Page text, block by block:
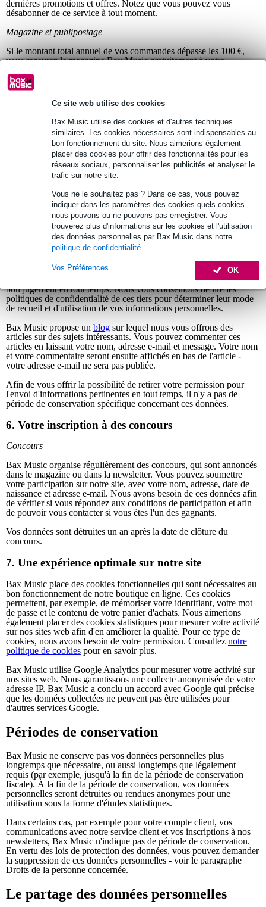
Ce site web utilise des cookies
Bax Music utilise des cookies et d'autres techniques
similaires. Les cookies nécessaires sont indispensables au
bon fonctionnement du site. Nous aimerions également
placer des cookies pour offrir des fonctionnalités pour les
réseaux sociaux, personnaliser les publicités et analyser le
trafic sur notre site.
Vous ne le souhaitez pas ? Dans ce cas, vous pouvez
indiquer dans les paramètres des cookies quels cookies
nous pouvons ou ne pouvons pas enregistrer. Vous
trouverez plus d'informations sur les cookies et l'utilisation
des données personnelles par Bax Music dans notre
politique de confidentialité.
OK
Vos Préférences
dernières promotions et offres. Notez que vous pouvez vous
désabonner de ce service à tout moment.
Magazine et publipostage
Si le montant total annuel de vos commandes dépasse les 100 €,
vous recevrez le magazine Bax Music gratuitement à votre
viaSe désabonner du magazine
Publicités en ligne
Bax Music utilise des cookies pour vous fournir une expérience
utilisateur optimale et adaptée à vos préférences personnelles. Ceci
est possible parce que les cookies nous permettent d'analyser votre
navigation. Pour en savoir plus, consulteznotre politique de
Réseaux sociaux et communauté
Vous voulez partager vos expériences avec nos produits ou services
? Ou vous avez tout simplement une question à laquelle vous
cherchez une réponse ? Vous êtes à la recherche de renseignements
spécifiques ou vous souhaitez entrer en contact avec d'autres
visiteurs et utilisateurs ? Alors, vous pouvez utiliser les réseaux
sociaux sur lesquels Bax Music est présent.
Bax Music est actif sur Facebook, Twitter, YouTube, Instagram,
Google+ et Trustpilot. Tous les commentaires que vous publiez sur
ces médias font partie du domaine public. Faites donc preuve de
bon jugement en tout temps. Nous vous conseillons de lire les
politiques de confidentialité de ces tiers pour déterminer leur mode
de recueil et d'utilisation de vos informations personnelles.
Bax Music propose un blog sur lequel nous vous offrons des
articles sur des sujets intéressants. Vous pouvez commenter ces
articles en laissant votre nom, adresse e-mail et message. Votre nom
et votre commentaire seront ensuite affichés en bas de l'article -
votre adresse e-mail ne sera pas publiée.
Afin de vous offrir la possibilité de retirer votre permission pour
l'envoi d'informations pertinentes en tout temps, il n'y a pas de
période de conservation spécifique concernant ces données.
6. Votre inscription à des concours
Concours
Bax Music organise régulièrement des concours, qui sont annoncés
dans le magazine ou dans la newsletter. Vous pouvez soumettre
votre participation sur notre site, avec votre nom, adresse, date de
naissance et adresse e-mail. Nous avons besoin de ces données afin
de vérifier si vous répondez aux conditions de participation et afin
de pouvoir vous contacter si vous êtes l'un des gagnants.
Vos données sont détruites un an après la date de clôture du
concours.
7. Une expérience optimale sur notre site
Bax Music place des cookies fonctionnelles qui sont nécessaires au
bon fonctionnement de notre boutique en ligne. Ces cookies
permettent, par exemple, de mémoriser votre identifiant, votre mot
de passe et le contenu de votre panier d'achats. Nous aimerions
également placer des cookies statistiques pour mesurer votre activité
sur nos sites web afin d'en améliorer la qualité. Pour ce type de
cookies, nous avons besoin de votre permission. Consultez notre
politique de cookies pour en savoir plus.
Bax Music utilise Google Analytics pour mesurer votre activité sur
nos sites web. Nous garantissons une collecte anonymisée de votre
adresse IP. Bax Music a conclu un accord avec Google qui précise
que les données collectées ne peuvent pas être utilisées pour
d'autres services Google.
Périodes de conservation
Bax Music ne conserve pas vos données personnelles plus
longtemps que nécessaire, ou aussi longtemps que légalement
requis (par exemple, jusqu'à la fin de la période de conservation
fiscale). À la fin de la période de conservation, vos données
personnelles seront détruites ou rendues anonymes pour une
utilisation sous la forme d'études statistiques.
Dans certains cas, par exemple pour votre compte client, vos
communications avec notre service client et vos inscriptions à nos
newsletters, Bax Music n'indique pas de période de conservation.
En vertu des lois de protection des données, vous pouvez demander
la suppression de ces données personnelles - voir le paragraphe
Droits de la personne concernée.
Le partage des données personnelles